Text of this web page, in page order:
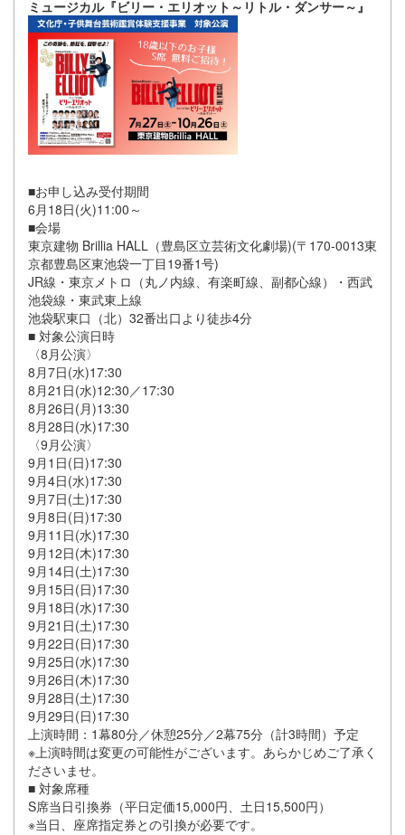
ミュージカル『ビリー・エリオット～リトル・ダンサー～』
■お申し込み受付期間
6月18日(火)11:00～
■会場
東京建物 Brillia HALL（豊島区立芸術文化劇場)(〒170-0013東
京都豊島区東池袋一丁目19番1号)
JR線・東京メトロ（丸ノ内線、有楽町線、副都心線）・西武
池袋線・東武東上線
池袋駅東口（北）32番出口より徒歩4分
■ 対象公演日時
〈8月公演〉
8月7日(水)17:30
8月21日(水)12:30／17:30
8月26日(月)13:30
8月28日(水)17:30
〈9月公演〉
9月1日(日)17:30
9月4日(水)17:30
9月7日(土)17:30
9月8日(日)17:30
9月11日(水)17:30
9月12日(木)17:30
9月14日(土)17:30
9月15日(日)17:30
9月18日(水)17:30
9月21日(土)17:30
9月22日(日)17:30
9月25日(水)17:30
9月26日(木)17:30
9月28日(土)17:30
9月29日(日)17:30
上演時間：1幕80分／休憩25分／2幕75分（計3時間）予定
※上演時間は変更の可能性がございます。あらかじめご了承く
ださいませ。
■ 対象席種
S席当日引換券（平日定価15,000円、土日15,500円）
※当日、座席指定券との引換が必要です。